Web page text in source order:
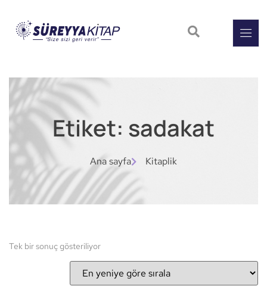
Etiket: sadakat
Ana sayfa Kitaplik
Tek bir sonuç gösteriliyor